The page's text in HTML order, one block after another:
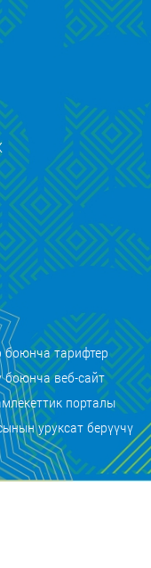
боюнча тарифтер
боюнча веб-сайт
порталы
уруксат берүүчү